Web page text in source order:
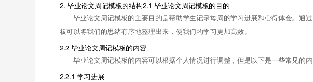
2. 毕业论文周记模板的结构2.1 毕业论文周记模板的目的
毕业论文周记模板的主要目的是帮助学生记录每周的学习进展和心得体会。通
板可以将我们的思绪有序地整理出来，使我们的学习更加高效。
2.2 毕业论文周记模板的内容
毕业论文周记模板的内容可以根据个人情况进行调整，但是以下是一些常见的内
2.2.1 学习进展